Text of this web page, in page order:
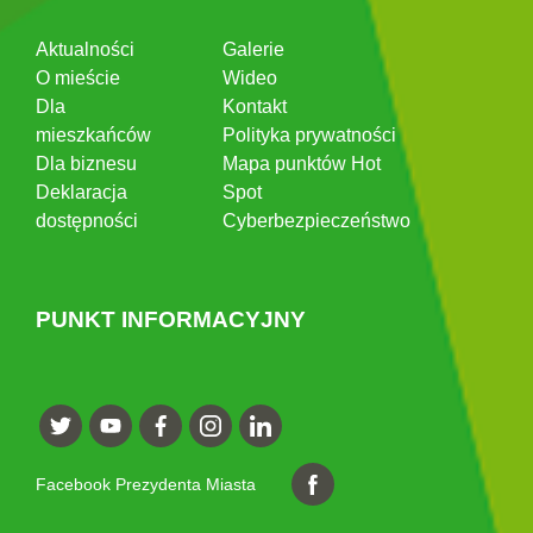
Aktualności
O mieście
Dla
mieszkańców
Dla biznesu
Deklaracja
dostępności
Galerie
Wideo
Kontakt
Polityka prywatności
Mapa punktów Hot
Spot
Cyberbezpieczeństwo
PUNKT INFORMACYJNY
Facebook Prezydenta Miasta